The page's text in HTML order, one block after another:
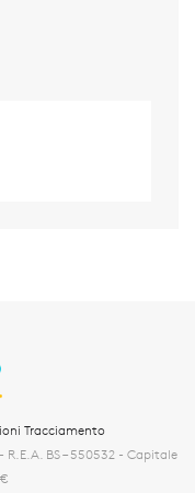
Tracciamento
BS – 550532 - Capitale